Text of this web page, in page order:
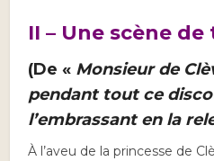
II – Une scène
(De « Monsieur de
pendant tout ce
l’embrassant en la
À l’aveu de la princesse de